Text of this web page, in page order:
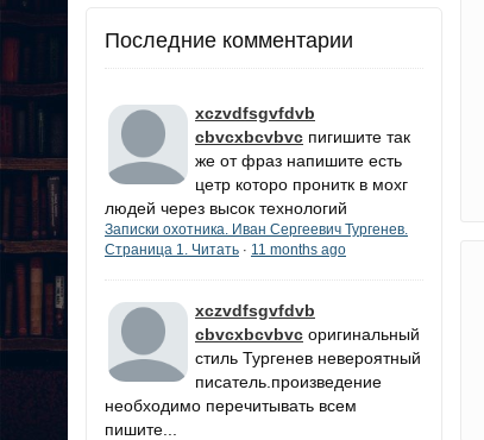
Последние комментарии
xczvdfsgvfdvb
cbvcxbcvbvc пигишите так
же от фраз напишите есть
цетр которо пронитк в мохг
людей через высок технологий
Записки охотника. Иван Сергеевич Тургенев.
Страница 1. Читать · 11 months ago
xczvdfsgvfdvb
cbvcxbcvbvc оригинальный
стиль Тургенев невероятный
писатель.произведение
необходимо перечитывать всем
пишите...